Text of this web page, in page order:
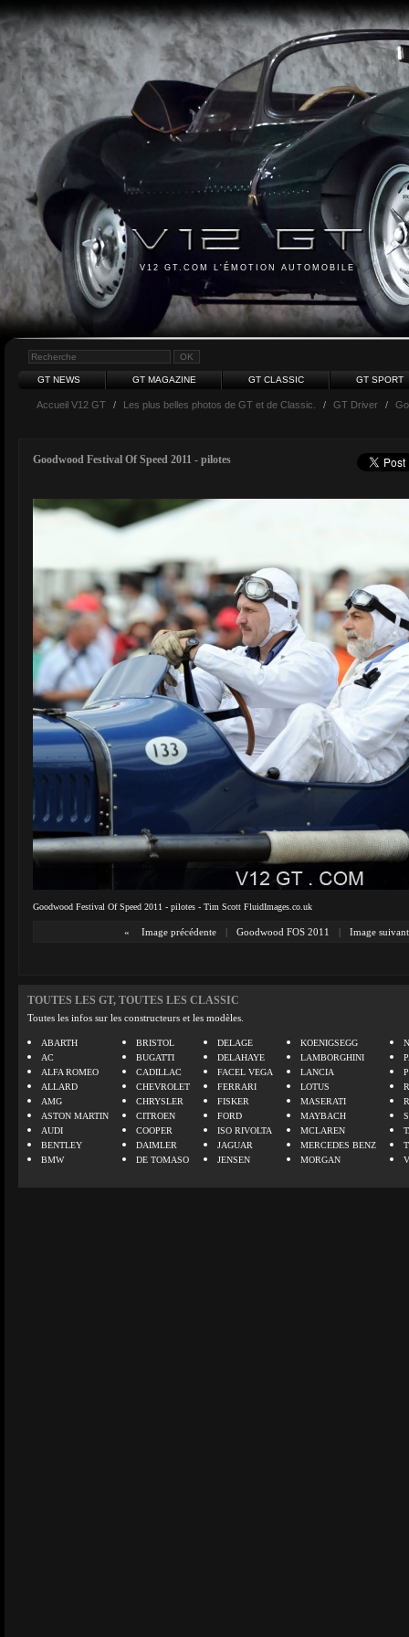
V12 GT.COM L'ÉMOTION AUTOMOBILE
GT NEWS GT MAGAZINE GT CLASSIC GT SPORT
Accueil V12 GT / Les plus belles photos de GT et de Classic. / GT Driver /
Goodwood Festival Of Speed 2011 - pilotes
Goodwood Festival Of Speed 2011 - pilotes - Tim Scott FluidImages.co.uk
« Image précédente | Goodwood FOS 2011 | Image
TOUTES LES GT, TOUTES LES CLASSIC
Toutes les infos sur les constructeurs et les modèles.
ABARTH
AC
ALFA ROMEO
ALLARD
AMG
ASTON MARTIN
AUDI
BENTLEY
BMW
BRISTOL
BUGATTI
CADILLAC
CHEVROLET
CHRYSLER
CITROEN
COOPER
DAIMLER
DE TOMASO
DELAGE
DELAHAYE
FACEL VEGA
FERRARI
FISKER
FORD
ISO RIVOLTA
JAGUAR
JENSEN
KOENIGSEGG
LAMBORGHINI
LANCIA
LOTUS
MASERATI
MAYBACH
MCLAREN
MERCEDES BENZ
MORGAN